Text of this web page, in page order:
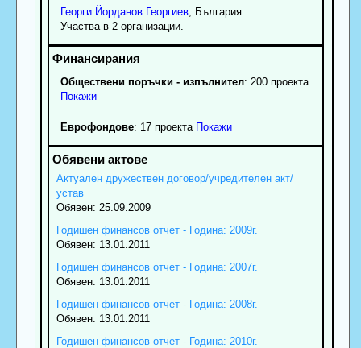
Георги Йорданов Георгиев, България
Участва в 2 организации.
Обществени поръчки - изпълнител: 200 проекта
Покажи
Еврофондове: 17 проекта Покажи
Актуален дружествен договор/учредителен акт/
устав
Обявен: 25.09.2009
Годишен финансов отчет - Година: 2009г.
Обявен: 13.01.2011
Годишен финансов отчет - Година: 2007г.
Обявен: 13.01.2011
Годишен финансов отчет - Година: 2008г.
Обявен: 13.01.2011
Годишен финансов отчет - Година: 2010г.